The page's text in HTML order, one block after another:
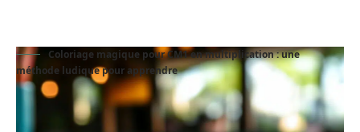
Coloriage magique pour CM1 en multiplication : une
méthode ludique pour apprendre